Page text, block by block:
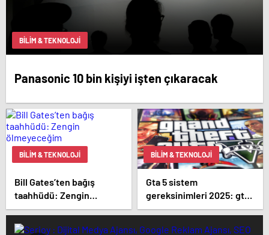
BILIM & TEKNOLOJI
Panasonic 10 bin kişiyi işten çıkaracak
BILIM & TEKNOLOJI
Bill Gates’ten bağış
taahhüdü: Zengin
ölmeyeceğim
BILIM & TEKNOLOJI
Gta 5 sistem
gereksinimleri 2025: gta 5
kaç gb yer kaplar?